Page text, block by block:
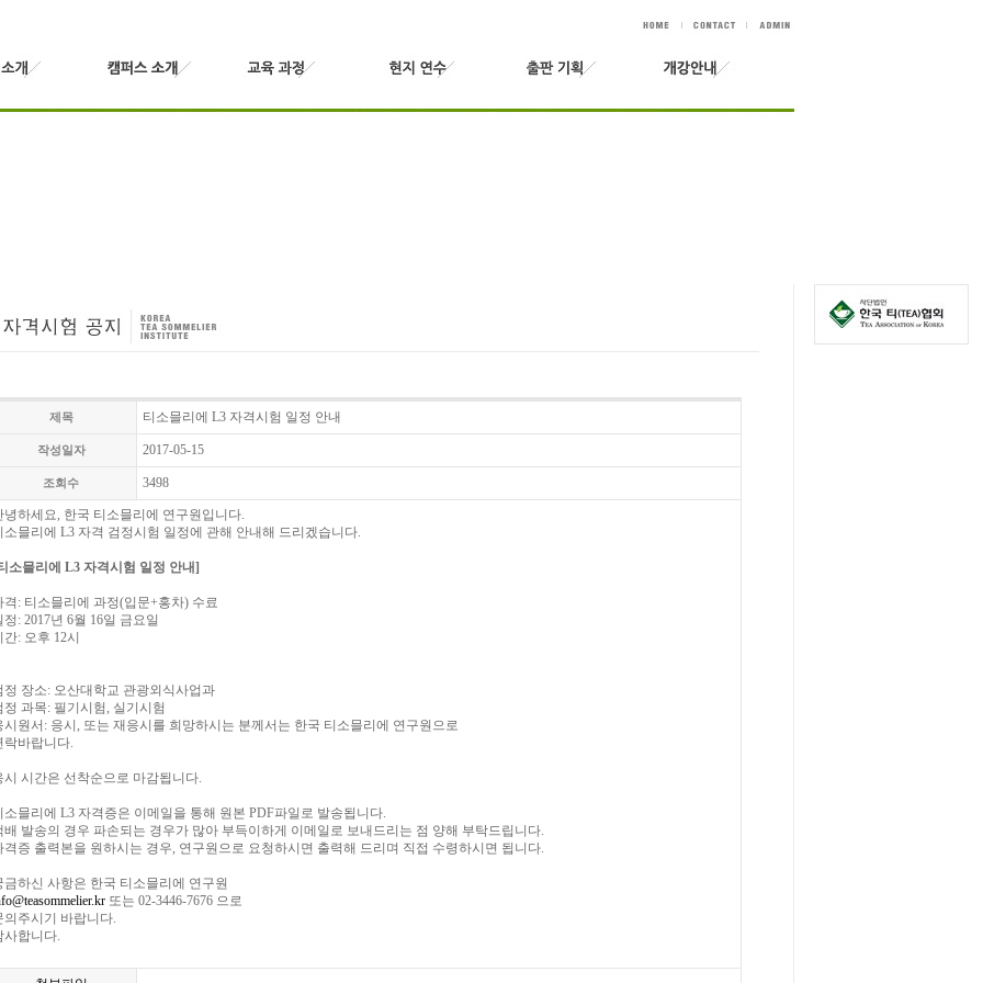
제목 티소믈리에 L3 자격시험 일정 안내
작성일자 2017-05-15
조회수 3498
녕하세요, 한국 티소믈리에 연구원입니다.
소믈리에 L3 자격 검정시험 일정에 관해 안내해 드리겠습니다.
소믈리에 L3 자격시험 일정 안내]
격: 티소믈리에 과정(입문+홍차) 수료
정: 2017년 6월 16일 금요일
간: 오후 12시
정 장소: 오산대학교 관광외식사업과
정 과목: 필기시험, 실기시험
시원서: 응시, 또는 재응시를 희망하시는 분께서는 한국 티소믈리에 연구원으로
락바랍니다.
시 시간은 선착순으로 마감됩니다.
소믈리에 L3 자격증은 이메일을 통해 원본 PDF파일로 발송됩니다.
배 발송의 경우 파손되는 경우가 많아 부득이하게 이메일로 보내드리는 점 양해 부탁드립니다.
격증 출력본을 원하시는 경우, 연구원으로 요청하시면 출력해 드리며 직접 수령하시면 됩니다.
금하신 사항은 한국 티소믈리에 연구원
또는 02-3446-7676 으로
의주시기 바랍니다.
사합니다.